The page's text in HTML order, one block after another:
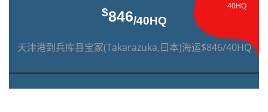
40HQ
$846/40HQ
天津港到兵库县宝冢(Takarazuka,日本)海运$846/40HQ